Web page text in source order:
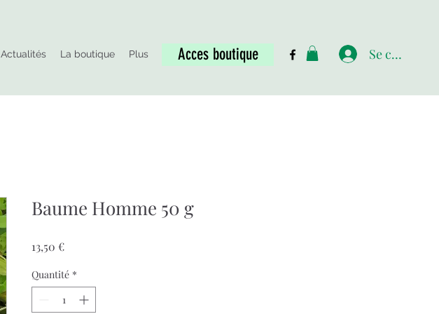
Actualités La boutique Plus Acces boutique Se
Baume Homme 50 g
13,50 €Prix
Quantité *